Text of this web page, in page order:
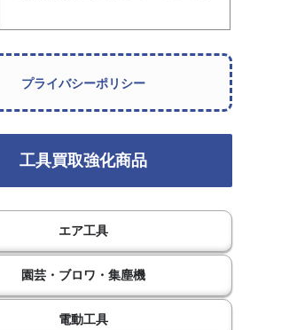
プライバシーポリシー
工具買取強化商品
エア工具
園芸・ブロワ・集塵機
電動工具